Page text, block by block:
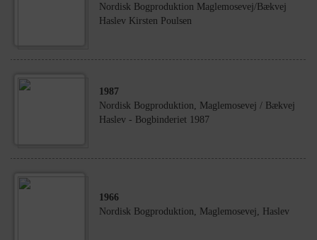
Nordisk Bogproduktion Maglemosevej/Bækvej
Haslev Kirsten Poulsen
1987
Nordisk Bogproduktion, Maglemosevej / Bækvej
Haslev - Bogbinderiet 1987
1966
Nordisk Bogproduktion, Maglemosevej, Haslev